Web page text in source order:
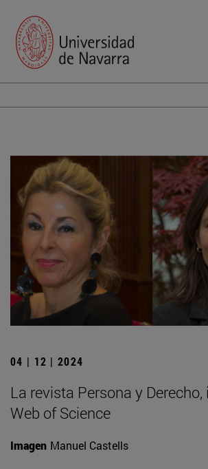
04 | 12 | 2024
La revista Persona y
Web of Science
Imagen Manuel Castells